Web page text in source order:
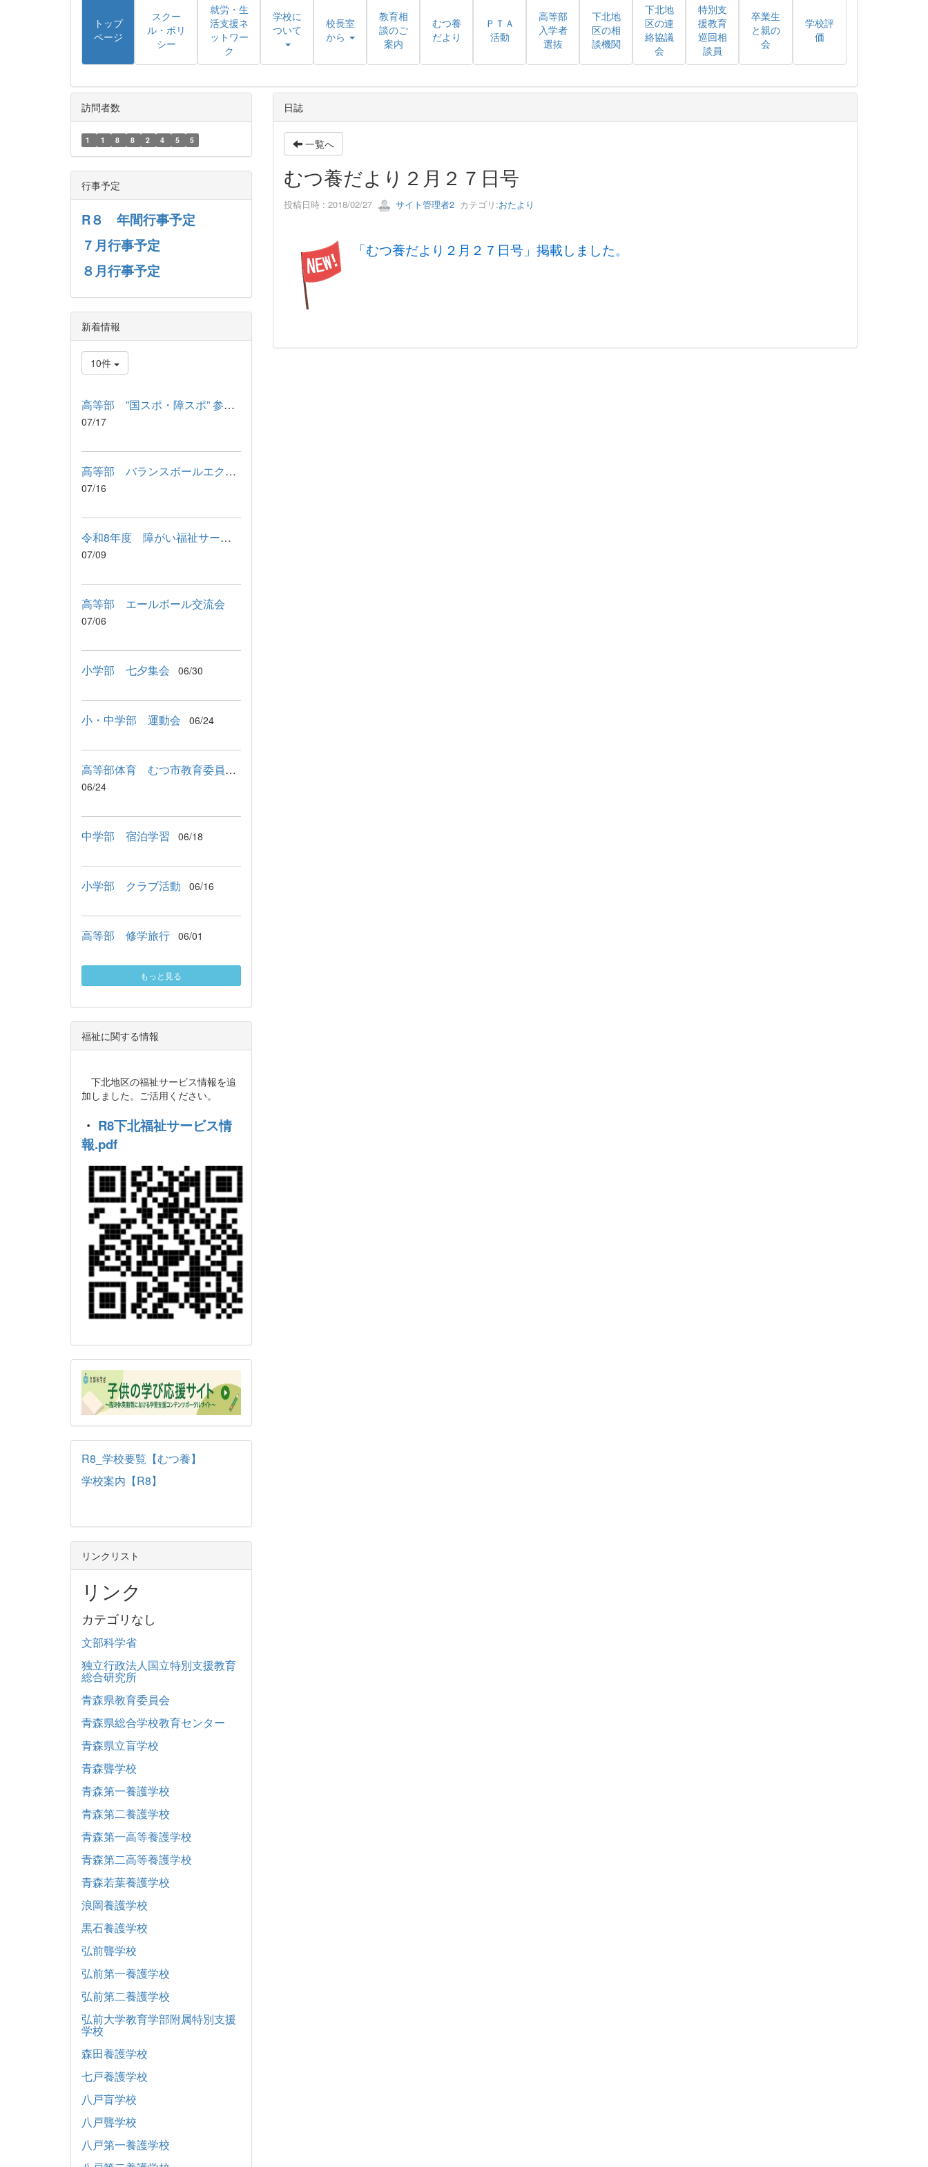
トップ
ページ
スクー
ル・ポリ
シー
就労・生
活支援ネ
ットワー
ク
学校に
ついて
校長室
から
教育相
談のご
案内
むつ養
だより
ＰＴＡ
活動
高等部
入学者
選抜
下北地
区の相
談機関
下北地
区の連
絡協議
会
特別支
援教育
巡回相
談員
卒業生
と親の
会
学校評
価
日誌
一覧へ
むつ養だより２月２７日号
投稿日時 : 2018/02/27 サイト管理者2カテゴリ:おたより
「むつ養だより２月２７日号」掲載しました。
訪問者数
1 1 8 8 2 4 5 5
行事予定
R８ 年間行事予定
７月行事予定
８月行事予定
新着情報
10件
高等部 ”国スポ・障スポ” 参加記念品 引渡式
07/17
高等部 バランスボールエクササイズ
07/16
令和8年度 障がい福祉サービス利用に関わる説明会が行われました
07/09
高等部 エールボール交流会
07/06
小学部 七夕集会 06/30
小・中学部 運動会 06/24
高等部体育 むつ市教育委員会教育長来校
06/24
中学部 宿泊学習 06/18
小学部 クラブ活動 06/16
高等部 修学旅行 06/01
もっと見る
福祉に関する情報
下北地区の福祉サービス情報を追
加しました。ご活用ください。
・ R8下北福祉サービス情
報.pdf
R8_学校要覧【むつ養】
学校案内【R8】
リンクリスト
リンク
カテゴリなし
文部科学省
独立行政法人国立特別支援教育
総合研究所
青森県教育委員会
青森県総合学校教育センター
青森県立盲学校
青森聾学校
青森第一養護学校
青森第二養護学校
青森第一高等養護学校
青森第二高等養護学校
青森若葉養護学校
浪岡養護学校
黒石養護学校
弘前聾学校
弘前第一養護学校
弘前第二養護学校
弘前大学教育学部附属特別支援
学校
森田養護学校
七戸養護学校
八戸盲学校
八戸聾学校
八戸第一養護学校